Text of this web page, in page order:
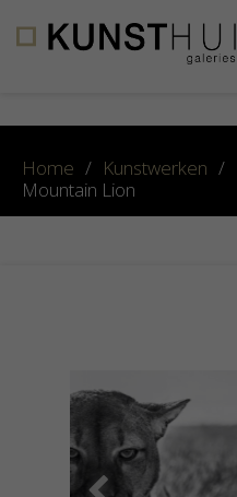
Home / Kunstwerken /
Mountain Lion